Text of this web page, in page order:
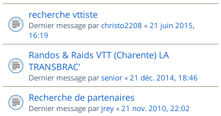
recherche vttiste
Dernier message par christo2208 « 21 juin 2015,
16:19
Randos & Raids VTT (Charente) LA
TRANSBRAC'
Dernier message par senior « 21 déc. 2014, 18:46
Recherche de partenaires
Dernier message par jrey « 21 nov. 2010, 22:02